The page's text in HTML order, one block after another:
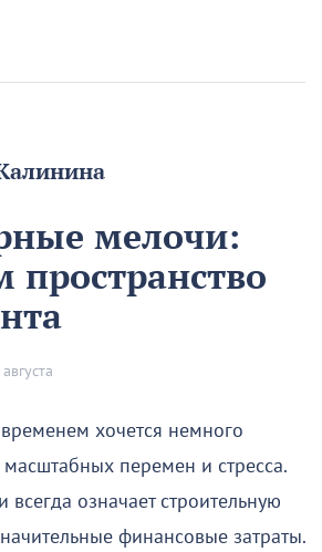
мелочи:
пространство
хочется немного
перемен и стресса.
всегда означает строительную
финансовые затраты.